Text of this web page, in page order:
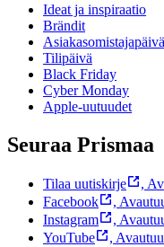
Ideat ja inspiraatio
Brändit
Tilipäivä
Black Friday
Cyber Monday
Apple-uutuudet
Seuraa Prismaa
Tilaa uutiskirje ,
Facebook
,
Instagram
,
YouTube
,